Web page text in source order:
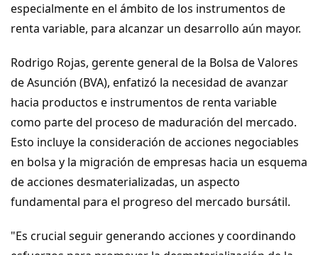
especialmente en el ámbito de los instrumentos de
Rodrigo Rojas, gerente general de la Bolsa de Valores
de Asunción (BVA), enfatizó la necesidad de avanzar
hacia productos e instrumentos de renta variable
como parte del proceso de maduración del mercado.
Esto incluye la consideración de acciones negociables
en bolsa y la migración de empresas hacia un esquema
de acciones desmaterializadas, un aspecto
"Es crucial seguir generando acciones y coordinando